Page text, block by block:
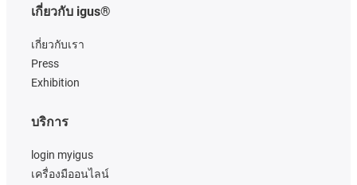
เกี่ยวกับ igus®
เกี่ยวกับเรา
Press
Exhibition
บริการ
login myigus
เครื่องมืออนไลน์